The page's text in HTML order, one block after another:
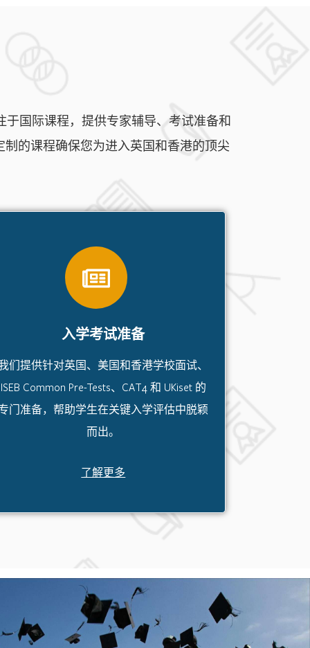
于国际课程，提供专家辅导、考试准备和
的课程确保您为进入英国和香港的顶尖
入学考试准备
们提供针对英国、美国和香港学校面试、
ISEB Common Pre-Tests、CAT4 和 UKiset 的
门准备，帮助学生在关键入学评估中脱颖
而出。
了解更多